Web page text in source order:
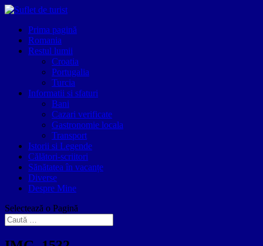
Prima pagină
Romania
Restul lumii
Croatia
Portugalia
Turcia
Informatii si sfaturi
Bani
Cazari verificate
Gastronomie locala
Transport
Istorii si Legende
Călători-scriitori
Sănătatea în vacanțe
Diverse
Despre Mine
Selectează o Pagină